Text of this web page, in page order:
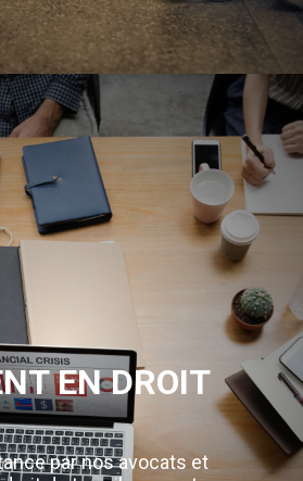
EN DROIT
par nos avocats et